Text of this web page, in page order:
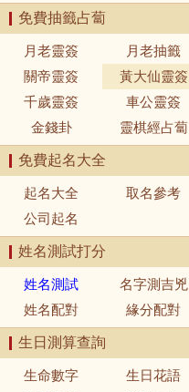
免費抽籤占蔔
月老靈簽 月老抽籤
關帝靈簽
黃大仙靈簽
千歲靈簽
車公靈簽
金錢卦
靈棋經占蔔
免費起名大全
起名大全 取名參考
公司起名
姓名測試打分
姓名測試 名字測吉兇
姓名配對
緣分配對
生日測算查詢
生命數字 生日花語